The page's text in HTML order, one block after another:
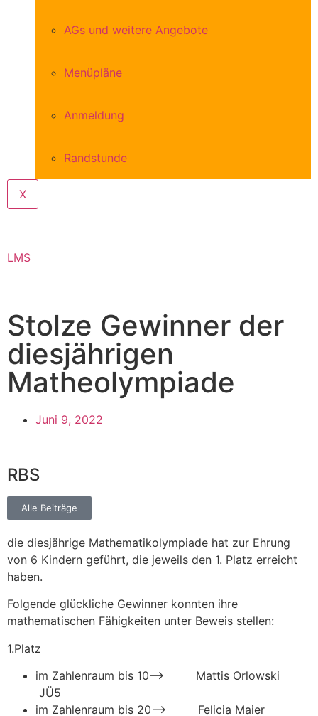
AGs und weitere Angebote
Menüpläne
Anmeldung
Randstunde
X
LMS
Stolze Gewinner der
diesjährigen
Matheolympiade
Juni 9, 2022
RBS
Alle Beiträge
die diesjährige Mathematikolympiade hat zur Ehrung
von 6 Kindern geführt, die jeweils den 1. Platz erreicht
haben.
Folgende glückliche Gewinner konnten ihre
mathematischen Fähigkeiten unter Beweis stellen:
1.Platz
im Zahlenraum bis 10–> Mattis Orlowski
JÜ5
im Zahlenraum bis 20–> Felicia Maier